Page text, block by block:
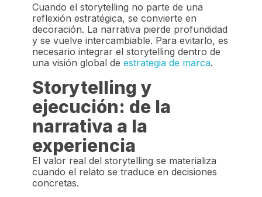
Cuando el storytelling no parte de una
reflexión estratégica, se convierte en
decoración. La narrativa pierde profundidad
y se vuelve intercambiable. Para evitarlo, es
necesario integrar el storytelling dentro de
una visión global de estrategia de marca.
Storytelling y
ejecución: de la
narrativa a la
experiencia
El valor real del storytelling se materializa
cuando el relato se traduce en decisiones
concretas.